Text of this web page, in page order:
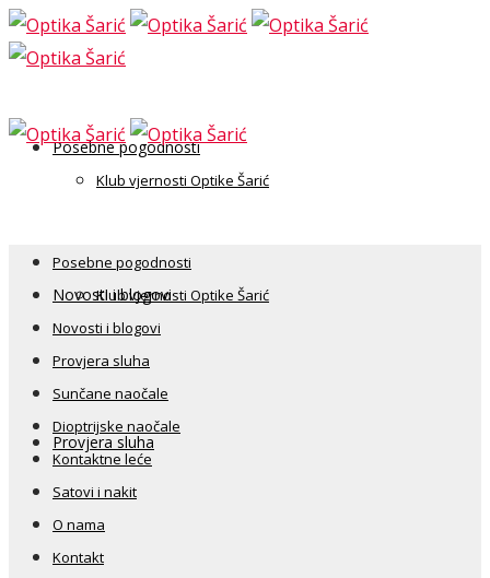
Posebne pogodnosti
Klub vjernosti Optike Šarić
Novosti i blogovi
Provjera sluha
Posebne pogodnosti
Klub vjernosti Optike Šarić
Novosti i blogovi
Provjera sluha
Sunčane naočale
Dioptrijske naočale
Kontaktne leće
Satovi i nakit
O nama
Kontakt